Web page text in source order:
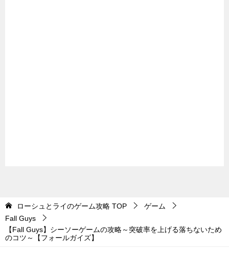
ローシュとライのゲーム攻略 TOP
ゲーム
Fall Guys
【Fall Guys】シーソーゲームの攻略～突破率を上げる落ちないため
のコツ～【フォールガイズ】